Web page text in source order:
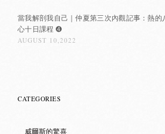
當我解剖我自己｜仲夏第三次內觀記事：熱的
心十日課程 ➍
AUGUST 10,2022
CATEGORIES
Categories